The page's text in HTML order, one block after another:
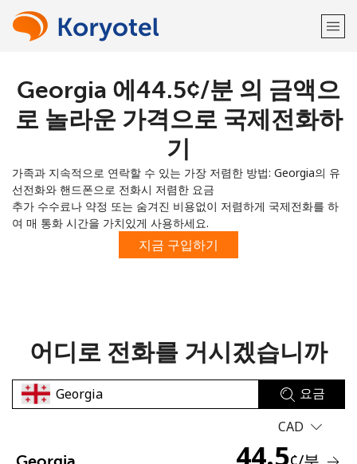
환영합니다!
이미 계정이 있으신가요?로그인하십시오 →
다음 계정으로 가입하기
Georgia 에⁦44.5¢⁩/분 의 금액으
로 놀라운 가격으로 국제전화하
기
가족과 지속적으로 연락할 수 있는 가장 저렴한 방법: Georgia의 유
선전화와 핸드폰으로 전화시 저렴한 요금
추가 수수료나 약정 또는 숨겨진 비용없이 저렴하게 국제전화를 하
여 매 통화 시간을 가치있게 사용하세요.
지금 구입하기
어디로 전화를 거시겠습니까
요금
CAD
44.5